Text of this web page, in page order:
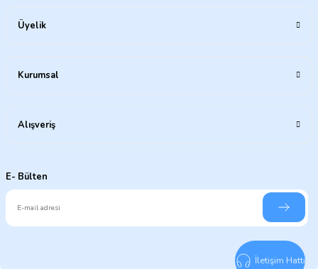
Üyelik
Kurumsal
Alışveriş
E- Bülten
İletişim Hattı